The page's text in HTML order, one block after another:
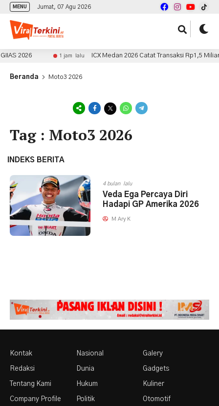
MENU Jumat, 07 Agu 2026
2026 1 jam lalu ICX Medan 2026 Catat Transaksi Rp1,5 Miliar
Beranda Moto3 2026
Tag : Moto3 2026
INDEKS BERITA
4 bulan lalu
Veda Ega Percaya Diri
Hadapi GP Amerika 2026
M Ary K
Kontak
Redaksi
Tentang Kami
Company Profile
Nasional
Dunia
Hukum
Politik
Galery
Gadgets
Kuliner
Otomotif